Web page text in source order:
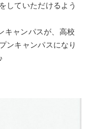
していただけるよう
キャンパスが、高校
ンキャンパスになり